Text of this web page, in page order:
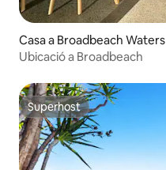
Casa a Broadbeach Waters
Ubicació a Broadbeach
Superhost
Superhost